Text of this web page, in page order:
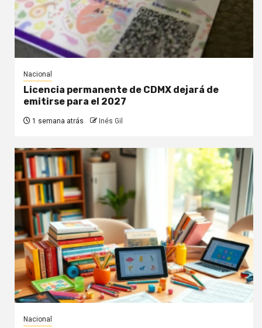
Nacional
Licencia permanente de CDMX dejará de
emitirse para el 2027
1 semana atrás Inés Gil
Nacional